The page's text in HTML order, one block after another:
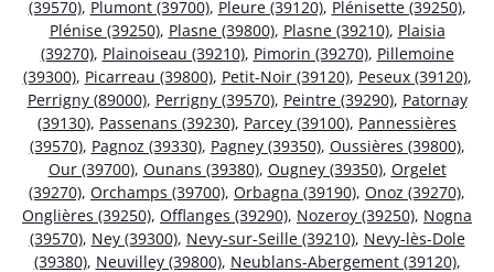
(39570), Plumont (39700), Pleure (39120), Plénisette (39250),
Plénise (39250), Plasne (39800), Plasne (39210), Plaisia
(39270), Plainoiseau (39210), Pimorin (39270), Pillemoine
(39300), Picarreau (39800), Petit-Noir (39120), Peseux (39120),
Perrigny (89000), Perrigny (39570), Peintre (39290), Patornay
(39130), Passenans (39230), Parcey (39100), Pannessières
(39570), Pagnoz (39330), Pagney (39350), Oussières (39800),
Our (39700), Ounans (39380), Ougney (39350), Orgelet
(39270), Orchamps (39700), Orbagna (39190), Onoz (39270),
Onglières (39250), Offlanges (39290), Nozeroy (39250), Nogna
(39570), Ney (39300), Nevy-sur-Seille (39210), Nevy-lès-Dole
(39380), Neuvilley (39800), Neublans-Abergement (39120),